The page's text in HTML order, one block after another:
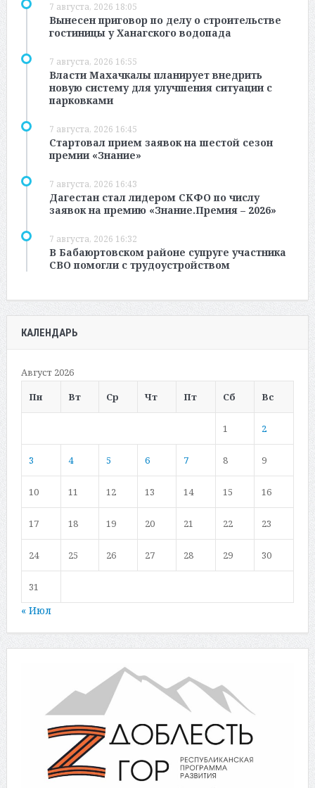
7 августа, 2026 18:05
Вынесен приговор по делу о строительстве
гостиницы у Ханагского водопада
7 августа, 2026 16:55
Власти Махачкалы планирует внедрить
новую систему для улучшения ситуации с
парковками
7 августа, 2026 16:45
Стартовал прием заявок на шестой сезон
премии «Знание»
7 августа, 2026 16:43
Дагестан стал лидером СКФО по числу
заявок на премию «Знание.Премия – 2026»
7 августа, 2026 16:32
В Бабаюртовском районе супруге участника
СВО помогли с трудоустройством
КАЛЕНДАРЬ
Август 2026
Пн
Вт Ср Чт Пт Сб Вс
1 2
3 4 5 6 7 8 9
10 11 12 13 14 15 16
17 18 19 20 21 22 23
24 25 26 27 28 29 30
31
« Июл